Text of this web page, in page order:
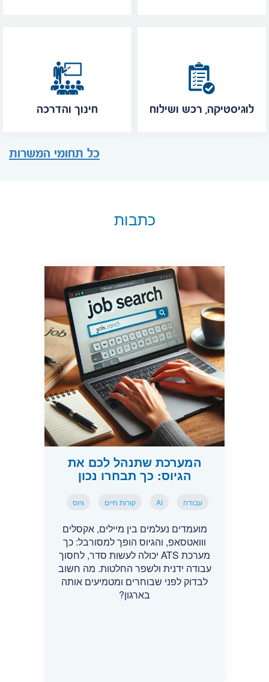
חינוך והדרכה לוגיסטיקה, רכש ושילוח
כל תחומי המשרות
כתבות
המערכת שתנהל לכם את
הגיוס: כך תבחרו נכון
עבודה AI קורות חיים גיוס
מועמדים נעלמים בין מיילים, אקסלים
ווואטסאפ, והגיוס הופך למסורבל: כך
מערכת ATS יכולה לעשות סדר, לחסוך
עבודה ידנית ולשפר החלטות. מה חשוב
לבדוק לפני שבוחרים ומטמיעים אותה
בארגון?